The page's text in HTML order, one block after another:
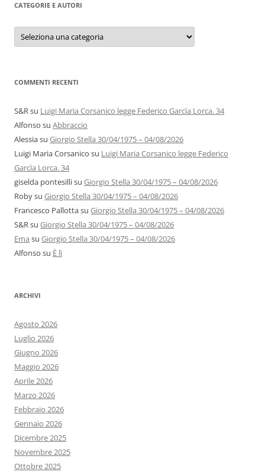
CATEGORIE E AUTORI
Categorie
autori
COMMENTI RECENTI
S&Rsu Luigi Maria Corsanico legge Federico Garcìa Lorca. 34
Alfonso su Abbraccio
Alessiasu Giorgio Stella 30/04/1975 – 04/08/2026
Luigi Maria Corsanico su Luigi Maria Corsanico legge Federico
Garcìa Lorca. 34
giselda pontesillisu Giorgio Stella 30/04/1975 – 04/08/2026
Robysu Giorgio Stella 30/04/1975 – 04/08/2026
Francesco Pallottasu Giorgio Stella 30/04/1975 – 04/08/2026
S&Rsu Giorgio Stella 30/04/1975 – 04/08/2026
Ema su Giorgio Stella 30/04/1975 – 04/08/2026
Alfonso su È lì
ARCHIVI
Agosto 2026
Luglio 2026
Giugno 2026
Maggio 2026
Aprile 2026
Marzo 2026
Febbraio 2026
Gennaio 2026
Dicembre 2025
Novembre 2025
Ottobre 2025